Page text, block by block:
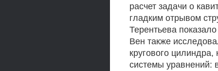
расчет задачи о
гладким отрывом
Терентьева
Вен также
кругового
системы уравнений: